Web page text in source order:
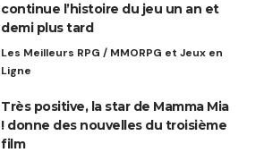
continue l’histoire du jeu un an et
demi plus tard
Les Meilleurs RPG / MMORPG et Jeux en
Ligne
Très positive, la star de Mamma Mia
! donne des nouvelles du troisième
film